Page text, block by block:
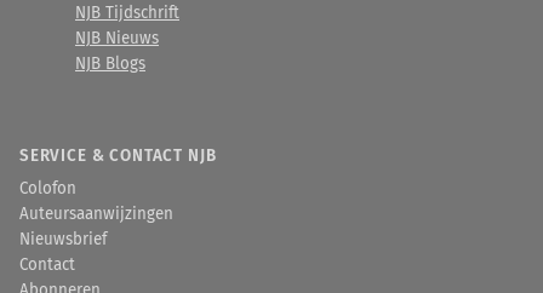
NJB Tijdschrift
NJB Nieuws
NJB Blogs
SERVICE & CONTACT NJB
Colofon
Auteursaanwijzingen
Nieuwsbrief
Contact